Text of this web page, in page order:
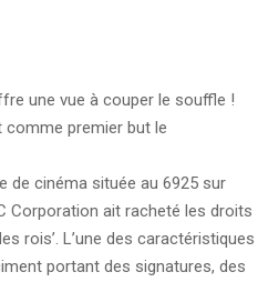
une vue à couper le souffle !
comme premier but le
de cinéma située au 6925 sur
Corporation ait racheté les droits
rois’. L’une des caractéristiques
portant des signatures, des